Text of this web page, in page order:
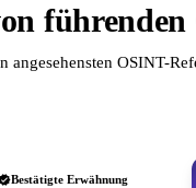
führenden
angesehensten OSINT-
Bestätigte Erwähnung